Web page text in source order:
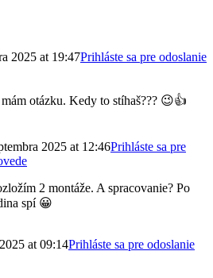
2025 at 19:47Prihláste sa pre odoslanie
otázku. Kedy to stíhaš??? 😉👍
2025 at 12:46Prihláste sa pre
2 montáže. A spracovanie? Po
spí 😀
at 09:14Prihláste sa pre odoslanie